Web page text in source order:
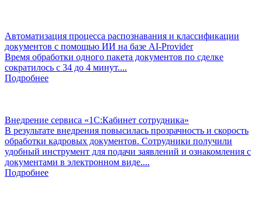
Автоматизация процесса распознавания и классификации
документов с помощью ИИ на базе AI-Provider
Время обработки одного пакета документов по сделке
сократилось с 34 до 4 минут....
Подробнее
Внедрение сервиса «1С:Кабинет сотрудника»
В результате внедрения повысилась прозрачность и скорость
обработки кадровых документов. Сотрудники получили
удобный инструмент для подачи заявлений и ознакомления с
документами в электронном виде....
Подробнее